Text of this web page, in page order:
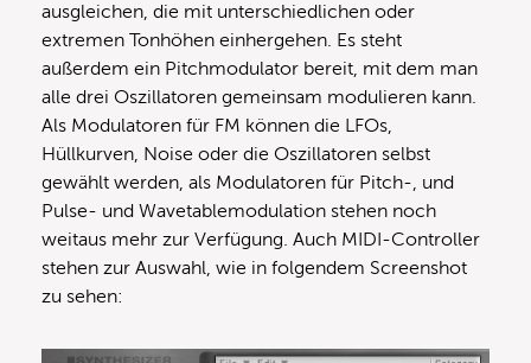
ausgleichen, die mit unterschiedlichen oder
extremen Tonhöhen einhergehen. Es steht
außerdem ein Pitchmodulator bereit, mit dem man
alle drei Oszillatoren gemeinsam modulieren kann.
Als Modulatoren für FM können die LFOs,
Hüllkurven, Noise oder die Oszillatoren selbst
gewählt werden, als Modulatoren für Pitch-, und
Pulse- und Wavetablemodulation stehen noch
weitaus mehr zur Verfügung. Auch MIDI-Controller
stehen zur Auswahl, wie in folgendem Screenshot
zu sehen: